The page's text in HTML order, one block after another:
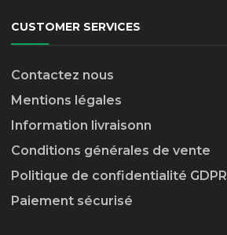
CUSTOMER SERVICES
Contactez nous
Mentions légales
Information livraisonn
Conditions générales de vente
Politique de confidentialité GDPR
Paiement sécurisé